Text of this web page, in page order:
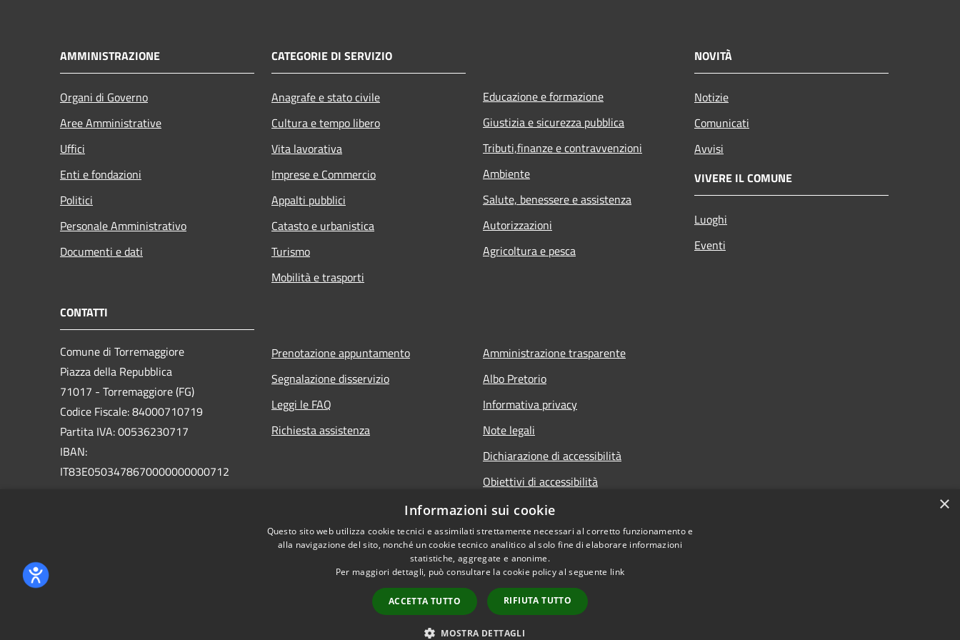
AMMINISTRAZIONE
Organi di Governo
Aree Amministrative
Uffici
Enti e fondazioni
Politici
Personale Amministrativo
Documenti e dati
CATEGORIE DI SERVIZIO
Anagrafe e stato civile
Cultura e tempo libero
Vita lavorativa
Imprese e Commercio
Appalti pubblici
Catasto e urbanistica
Turismo
Mobilità e trasporti
Educazione e formazione
Giustizia e sicurezza pubblica
Tributi,finanze e contravvenzioni
Ambiente
Salute, benessere e assistenza
Autorizzazioni
Agricoltura e pesca
NOVITÀ
Notizie
Comunicati
Avvisi
VIVERE IL COMUNE
Luoghi
Eventi
CONTATTI
Comune di Torremaggiore
Piazza della Repubblica
71017 - Torremaggiore (FG)
Codice Fiscale: 84000710719
Partita IVA: 00536230717
IBAN:
IT83E0503478670000000000712
Prenotazione appuntamento
Segnalazione disservizio
Leggi le FAQ
Richiesta assistenza
Amministrazione trasparente
Albo Pretorio
Informativa privacy
Note legali
Dichiarazione di accessibilità
Obiettivi di accessibilità
Copyright © 2026 • Comune di Torremaggiore • Powered by
×
Informazioni sui cookie
Questo sito web utilizza cookie tecnici e assimilati strettamente necessari al corretto funzionamento e
alla navigazione del sito, nonché un cookie tecnico analitico al solo fine di elaborare informazioni
statistiche, aggregate e anonime.
Per maggiori dettagli, può consultare la cookie policy al seguente link
ACCETTA TUTTO RIFIUTA TUTTO
MOSTRA DETTAGLI
Premi Escape per chiudere